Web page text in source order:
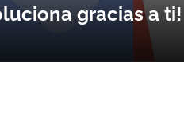
gracias a ti!